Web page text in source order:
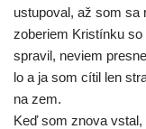
ustu­po­val, až som sa
zobe­riem Kristínku
spra­vil, neviem
lo a ja som cítil len
na zem.
Keď som zno­va